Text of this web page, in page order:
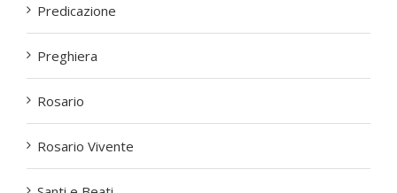
Predicazione
Preghiera
Rosario
Rosario Vivente